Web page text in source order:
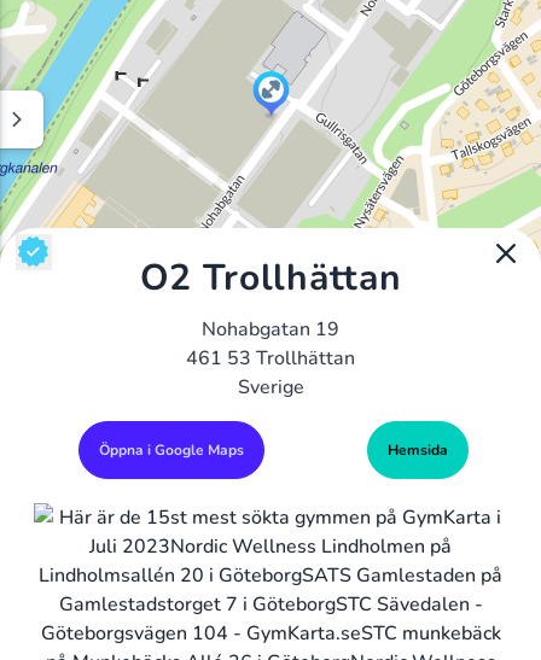
O2 Trollhättan
Nohabgatan 19
461 53 Trollhättan
Sverige
Öppna i Google Maps Hemsida
Alla Gym I Sverige Sveriges Ledande Gymkedjor